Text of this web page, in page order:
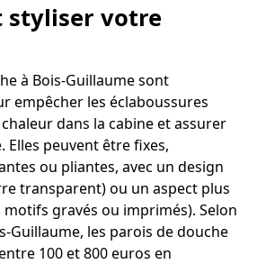
styliser votre
à Bois-Guillaume sont
empêcher les éclaboussures
dans la cabine et assurer
peuvent être fixes,
ou pliantes, avec un design
transparent) ou un aspect plus
gravés ou imprimés). Selon
Guillaume, les parois de douche
100 et 800 euros en